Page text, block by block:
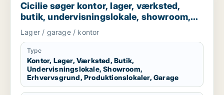
Cicilie søger kontor, lager, værksted,
butik, undervisningslokale, showroom,
erhvervsgrund, produktionslokaler eller
garage til leje i Region Sjælland eller
Nordsjælland
Lager / garage / kontor
Type
Kontor, Lager, Værksted, Butik,
Undervisningslokale, Showroom,
Erhvervsgrund, Produktionslokaler, Garage